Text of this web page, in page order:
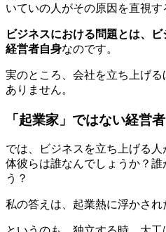
いていの人がその原因を直視す
ビジネスにおける問題とは、ビ
経営者自身なのです。
実のところ、会社を立ち上げる
ありません。
「起業家」ではない経営
では、ビジネスを立ち上げる
体彼らは誰なんでしょうか？
う？
私の答えは、起業熱に浮かされ